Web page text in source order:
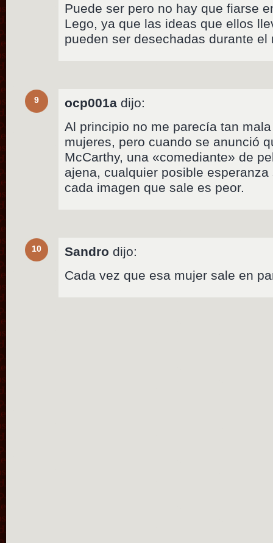
Puede ser pero no hay que fiarse
Lego, ya que las ideas que ellos
pueden ser desechadas durante el
9 ocp001a dijo:
Al principio no me parecía tan
mujeres, pero cuando se anunció
McCarthy, una «comediante» de
ajena, cualquier posible
cada imagen que sale es peor.
10 Sandro dijo:
Cada vez que esa mujer sale en